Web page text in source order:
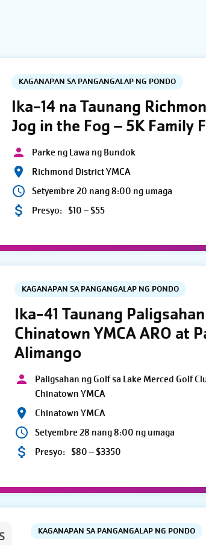
KAGANAPAN SA PANGANGALAP NG PONDO
Ika-14 na Taunang
Jog in the Fog – 5K Family
Parke ng Lawa ng Bundok
Richmond District YMCA
Setyembre 20 nang 8:00 ng umaga
Presyo: $10 – $55
KAGANAPAN SA PANGANGALAP NG PONDO
Ika-41 Taunang
Chinatown YMCA ARO at
Alimango
Paligsahan ng Golf sa Lake Merced Golf
Chinatown YMCA
Chinatown YMCA
Setyembre 28 nang 8:00 ng umaga
Presyo: $80 – $3350
KAGANAPAN SA PANGANGALAP NG PONDO